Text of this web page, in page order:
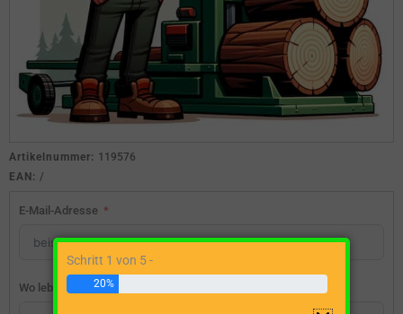
Artikelnummer: 119576
EAN: /
E-Mail-Adresse
Wo lebst du?
Schritt 1 von 5 -
20%